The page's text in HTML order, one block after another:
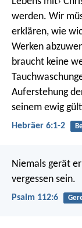
werden. Wir
erklären, wie
Werken
braucht keine
Auferstehung
seinem ewig
Hebräer 6:1-2
Niemals gerät
vergessen sein.
Psalm 112:6